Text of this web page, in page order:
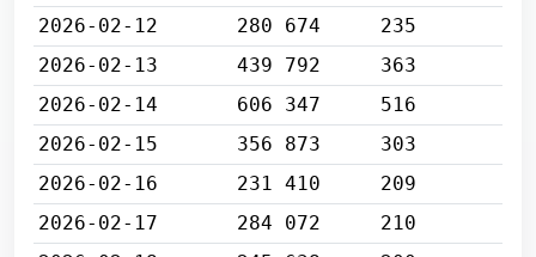
2026-02-12
280 674
235
2026-02-13
439 792
363
2026-02-14
606 347
516
2026-02-15
356 873
303
2026-02-16
231 410
209
2026-02-17
284 072
210